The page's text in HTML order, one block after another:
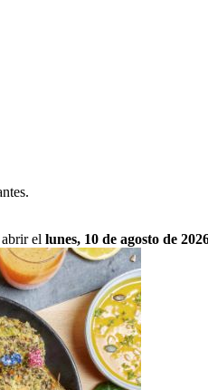
abrir el lunes, 10 de agosto de